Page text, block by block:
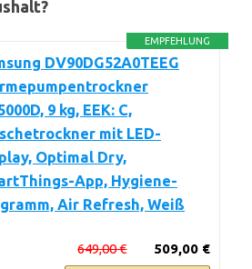
EMPFEHLUNG
DV90DG52A0TEEG
9 kg, EEK: C,
mit LED-
Optimal Dry,
App, Hygiene-
Air Refresh, Weiß
509,00 €
649,00 €